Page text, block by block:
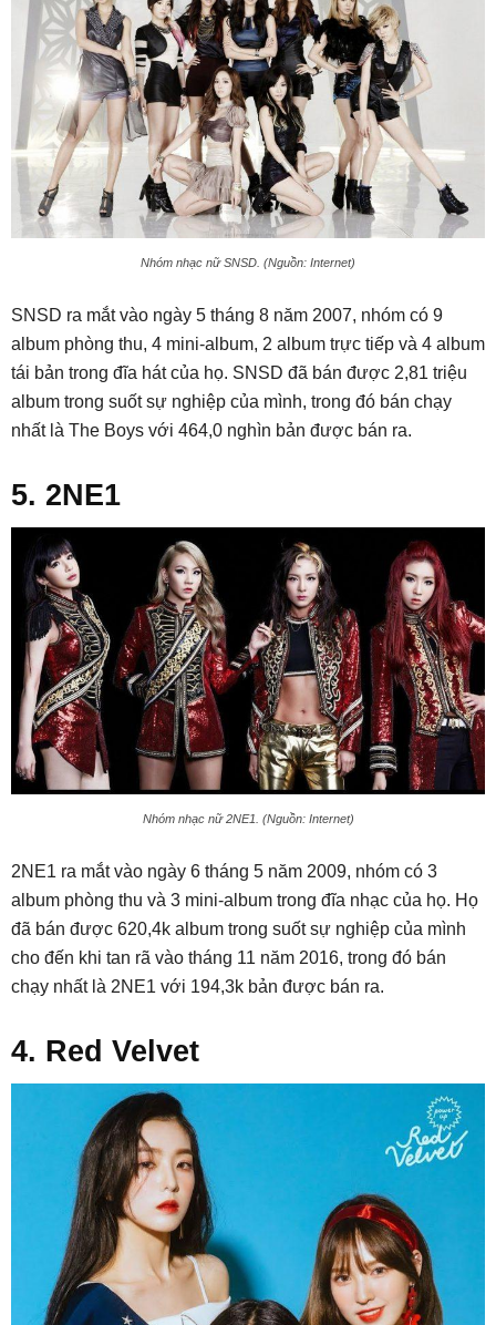
Nhóm nhạc nữ SNSD. (Nguồn: Internet)
SNSD ra mắt vào ngày 5 tháng 8 năm 2007, nhóm có 9
album phòng thu, 4 mini-album, 2 album trực tiếp và 4 album
tái bản trong đĩa hát của họ. SNSD đã bán được 2,81 triệu
album trong suốt sự nghiệp của mình, trong đó bán chạy
nhất là The Boys với 464,0 nghìn bản được bán ra.
5. 2NE1
Nhóm nhạc nữ 2NE1. (Nguồn: Internet)
2NE1 ra mắt vào ngày 6 tháng 5 năm 2009, nhóm có 3
album phòng thu và 3 mini-album trong đĩa nhạc của họ. Họ
đã bán được 620,4k album trong suốt sự nghiệp của mình
cho đến khi tan rã vào tháng 11 năm 2016, trong đó bán
chạy nhất là 2NE1 với 194,3k bản được bán ra.
4. Red Velvet